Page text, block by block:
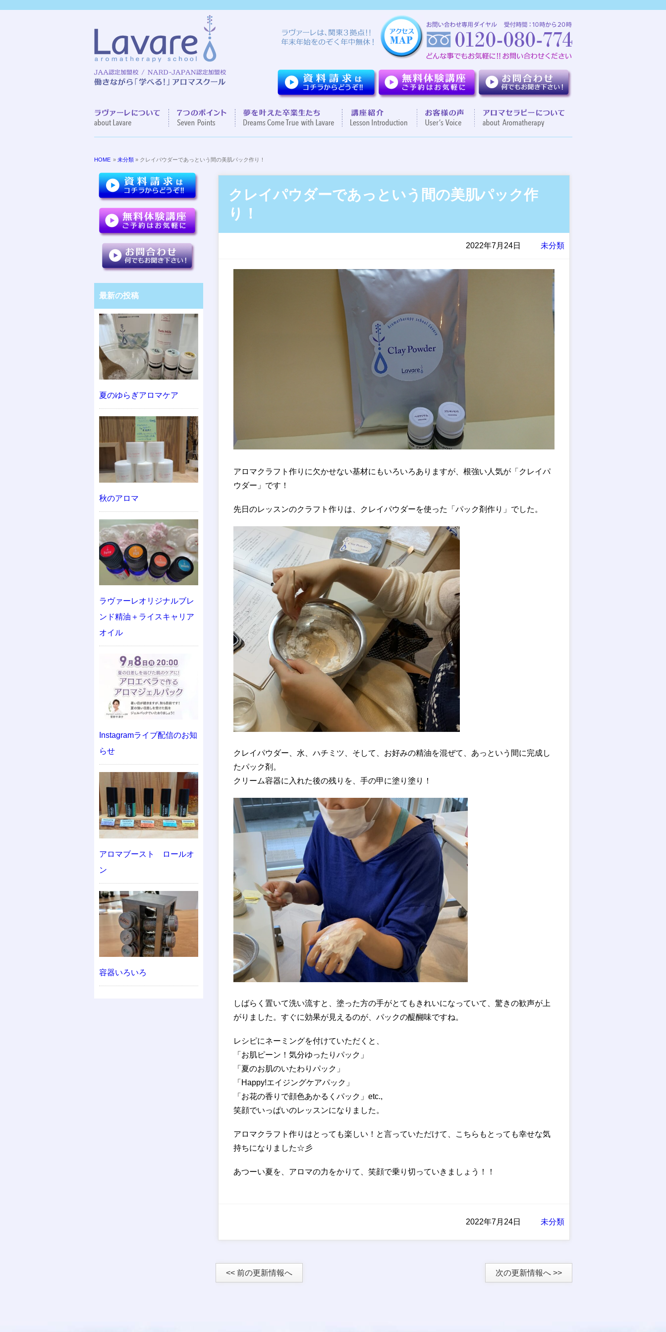
ラヴァーレについて７つのポイント 夢を叶えた卒業生達 講座紹介 お客様の声
HOME » 未分類» クレイパウダーであっという間の美肌パック作り！
クレイパウダーであっという間の美肌パック作
り！
未分類
2022年7月24日
アロマクラフト作りに欠かせない基材にもいろいろありますが、根強い人気が「クレイパ
ウダー」です！
先日のレッスンのクラフト作りは、クレイパウダーを使った「パック剤作り」でした。
クレイパウダー、水、ハチミツ、そして、お好みの精油を混ぜて、あっという間に完成し
たパック剤。
クリーム容器に入れた後の残りを、手の甲に塗り塗り！
しばらく置いて洗い流すと、塗った方の手がとてもきれいになっていて、驚きの歓声が上
がりました。すぐに効果が見えるのが、パックの醍醐味ですね。
レシピにネーミングを付けていただくと、
「お肌ピーン！気分ゆったりパック」
「夏のお肌のいたわりパック」
「Happy!エイジングケアパック」
「お花の香りで顔色あかるくパック」etc.,
笑顔でいっぱいのレッスンになりました。
アロマクラフト作りはとっても楽しい！と言っていただけて、こちらもとっても幸せな気
持ちになりました☆彡
あつーい夏を、アロマの力をかりて、笑顔で乗り切っていきましょう！！
未分類
2022年7月24日
<< 前の更新情報へ 次の更新情報へ >>
最新の投稿
夏のゆらぎアロマケア
秋のアロマ
ラヴァーレオリジナルブレ
ンド精油＋ライスキャリア
オイル
Instagramライブ配信のお知
らせ
アロマブースト ロールオ
ン
容器いろいろ